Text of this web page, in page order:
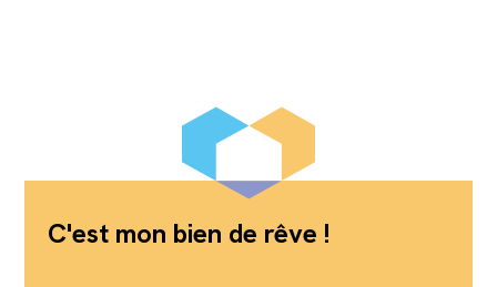
C'est mon bien de rêve !